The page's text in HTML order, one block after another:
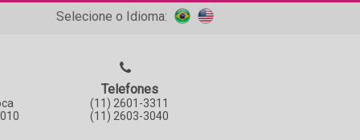
Selecione o Idioma:
Telefones
(11) 2601-3311
(11) 2603-3040